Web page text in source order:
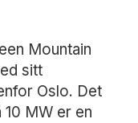
Mountain
sitt
Oslo. Det
MW er en